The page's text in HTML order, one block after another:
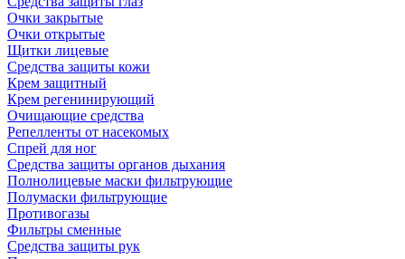
Очки закрытые
Очки открытые
Щитки лицевые
Средства защиты кожи
Крем защитный
Крем регенинирующий
Очищающие средства
Репелленты от насекомых
Спрей для ног
Средства защиты органов дыхания
Полнолицевые маски фильтрующие
Полумаски фильтрующие
Противогазы
Фильтры сменные
Средства защиты рук